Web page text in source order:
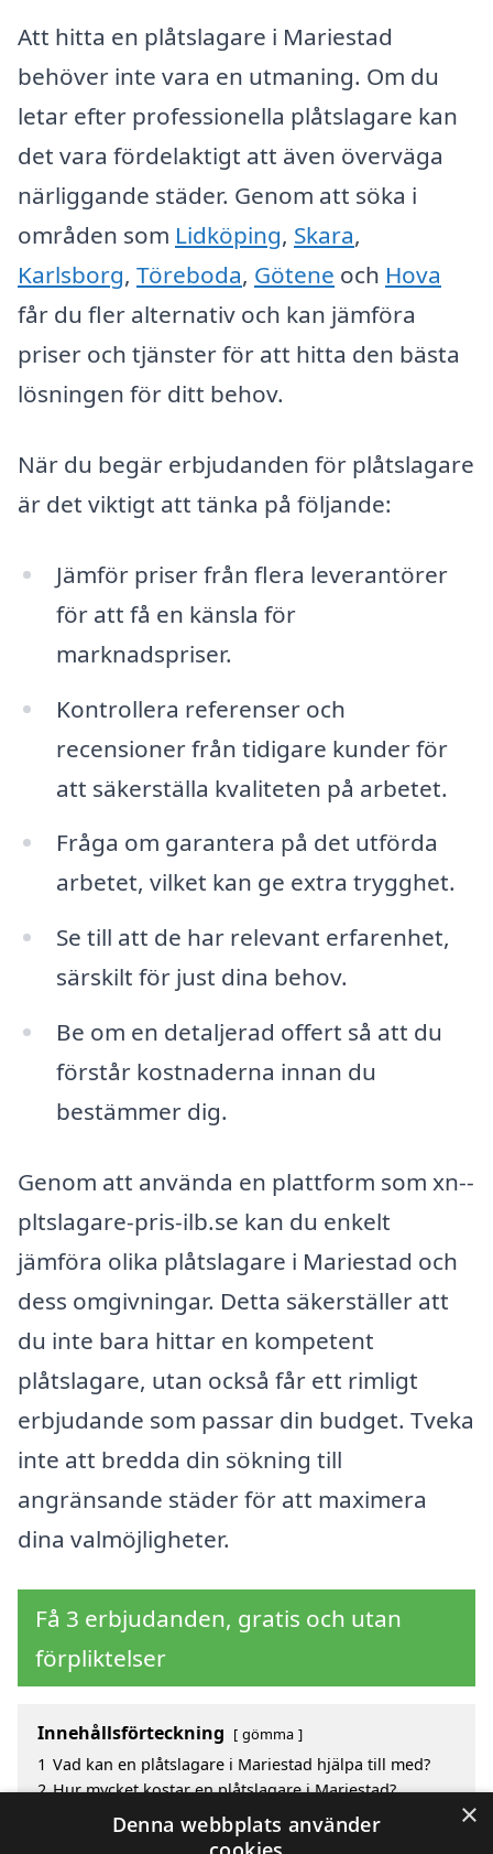
Att hitta en plåtslagare i Mariestad
behöver inte vara en utmaning. Om du
letar efter professionella plåtslagare kan
det vara fördelaktigt att även överväga
närliggande städer. Genom att söka i
områden som Lidköping, Skara,
Karlsborg, Töreboda, Götene och Hova
får du fler alternativ och kan jämföra
priser och tjänster för att hitta den bästa
lösningen för ditt behov.
När du begär erbjudanden för plåtslagare
är det viktigt att tänka på följande:
Jämför priser från flera leverantörer
för att få en känsla för
marknadspriser.
Kontrollera referenser och
recensioner från tidigare kunder för
att säkerställa kvaliteten på arbetet.
Fråga om garantera på det utförda
arbetet, vilket kan ge extra trygghet.
Se till att de har relevant erfarenhet,
särskilt för just dina behov.
Be om en detaljerad offert så att du
förstår kostnaderna innan du
bestämmer dig.
Genom att använda en plattform som xn--
pltslagare-pris-ilb.se kan du enkelt
jämföra olika plåtslagare i Mariestad och
dess omgivningar. Detta säkerställer att
du inte bara hittar en kompetent
plåtslagare, utan också får ett rimligt
erbjudande som passar din budget. Tveka
inte att bredda din sökning till
angränsande städer för att maximera
dina valmöjligheter.
Få 3 erbjudanden, gratis och utan
förpliktelser
Innehållsförteckning gömma
1 Vad kan en plåtslagare i Mariestad hjälpa till med?
2 Hur mycket kostar en plåtslagare i Mariestad?
Fördelar med att välja plåtslagare i Mariestad
Sök efter en skicklig plåtslagare i de omgivande
×
Denna webbplats använder